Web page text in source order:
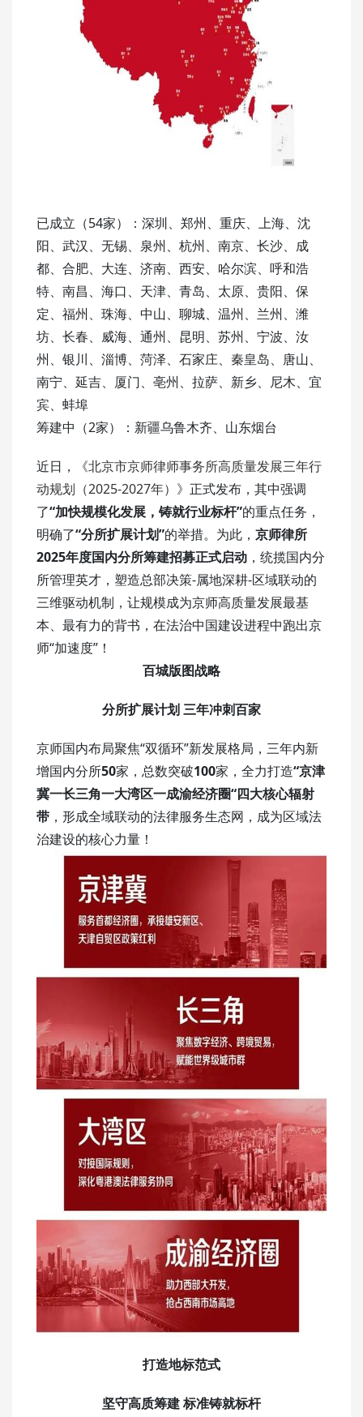
已成立（54家）：深圳、郑州、重庆、上海、沈
阳、武汉、无锡、泉州、杭州、南京、长沙、成
都、合肥、大连、济南、西安、哈尔滨、呼和浩
特、南昌、海口、天津、青岛、太原、贵阳、保
定、福州、珠海、中山、聊城、温州、兰州、潍
坊、长春、威海、通州、昆明、苏州、宁波、汝
州、银川、淄博、菏泽、石家庄、秦皇岛、唐山、
南宁、延吉、厦门、亳州、拉萨、新乡、尼木、宜
宾、蚌埠
筹建中（2家）：新疆乌鲁木齐、山东烟台
近日，
《北京市京师律师事务所高质量发展三年行
动规划（2025-2027年）》 正式发布，其中强调
了“加快规模化发展，铸就行业标杆”的重点任务，
明确了“分所扩展计划”的举措。为此， 京师律所
2025年度国内分所筹建招募正式启动 ，统揽国内分
所管理英才，塑造总部决策-属地深耕-区域联动的
三维驱动机制，让规模成为京师高质量发展最基
本、最有力的背书，在法治中国建设进程中跑出京
师“加速度”！
百城版图战略
分所扩展计划三年冲刺百家
京师国内布局聚焦“双循环”新发展格局，三年内新
增国内分所50家，总数突破100家，全力打造“京津
冀一长三角一大湾区一成渝经济圈“四大核心辐射
带 ，形成全域联动的法律服务生态网，成为区域法
治建设的核心力量！
打造地标范式
坚守高质筹建标准铸就标杆